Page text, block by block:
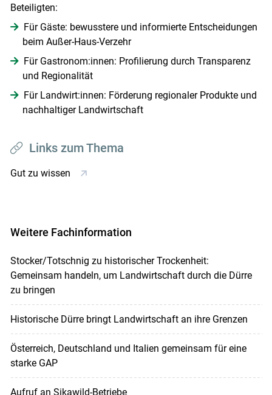
Beteiligten:
Für Gäste: bewusstere und informierte Entscheidungen
beim Außer-Haus-Verzehr
Für Gastronom:innen: Profilierung durch Transparenz
und Regionalität
Für Landwirt:innen: Förderung regionaler Produkte und
nachhaltiger Landwirtschaft
Links zum Thema
Gut zu wissen
Weitere Fachinformation
Stocker/Totschnig zu historischer Trockenheit:
Gemeinsam handeln, um Landwirtschaft durch die Dürre
zu bringen
Historische Dürre bringt Landwirtschaft an ihre Grenzen
Österreich, Deutschland und Italien gemeinsam für eine
starke GAP
Aufruf an Sikawild-Betriebe